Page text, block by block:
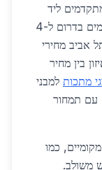
ליד
כביש 531, מה שמקצר זמני המתנה מ-3 ימים בדרום ל-4
אביב מחירי
האיזון בין מחיר
מתכות למבני
עם תמחור
כמו
משולב.